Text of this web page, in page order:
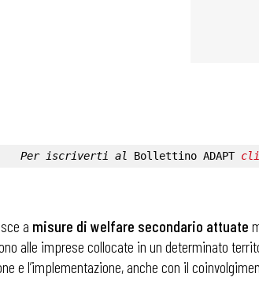
Per iscriverti al Bollettino ADAPT
a misure di welfare secondario attuate
alle imprese collocate in un determinato
e l’implementazione, anche con il